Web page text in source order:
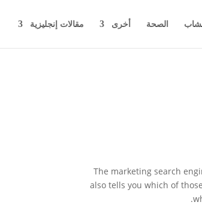
الصحة أخرى مقالات إنجليزية
The marketing search
also tells you which of